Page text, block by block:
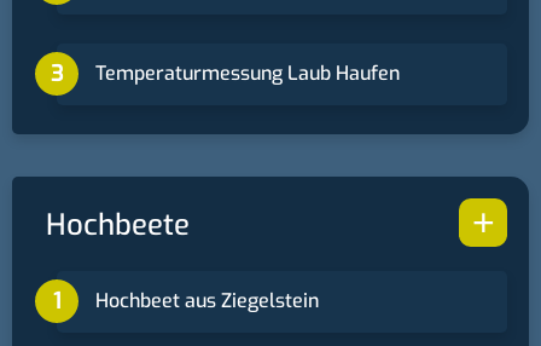
Temperaturmessung Laub Haufen
+
Hochbeete
Hochbeet aus Ziegelstein